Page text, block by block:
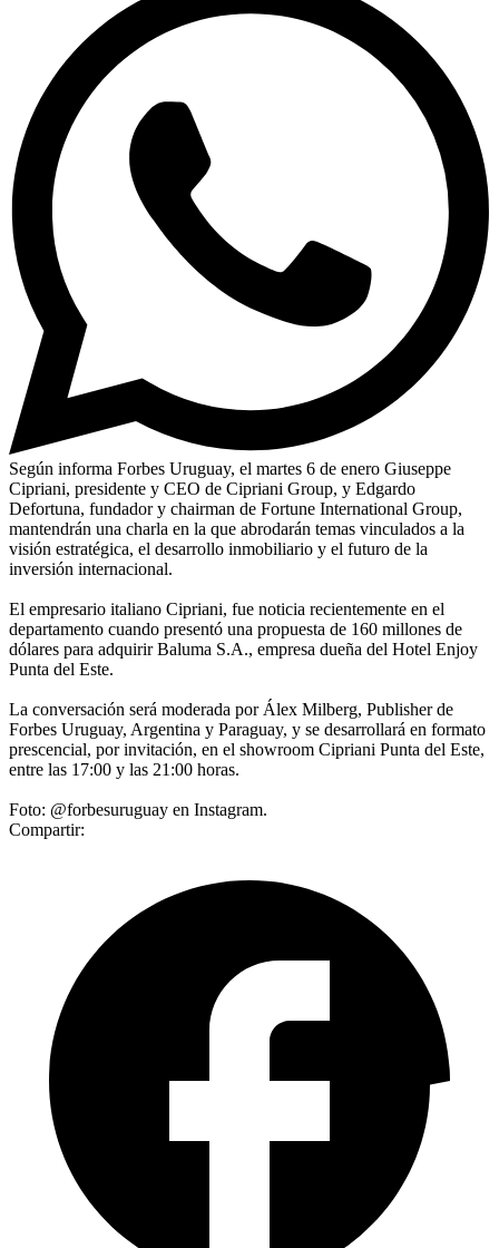
Según informa Forbes Uruguay, el martes 6 de enero Giuseppe
Cipriani, presidente y CEO de Cipriani Group, y Edgardo
Defortuna, fundador y chairman de Fortune International Group,
mantendrán una charla en la que abrodarán temas vinculados a la
visión estratégica, el desarrollo inmobiliario y el futuro de la
inversión internacional.
El empresario italiano Cipriani, fue noticia recientemente en el
departamento cuando presentó una propuesta de 160 millones de
dólares para adquirir Baluma S.A., empresa dueña del Hotel Enjoy
Punta del Este.
La conversación será moderada por Álex Milberg, Publisher de
Forbes Uruguay, Argentina y Paraguay, y se desarrollará en formato
prescencial, por invitación, en el showroom Cipriani Punta del Este,
entre las 17:00 y las 21:00 horas.
Foto: @forbesuruguay en Instagram.
Compartir: